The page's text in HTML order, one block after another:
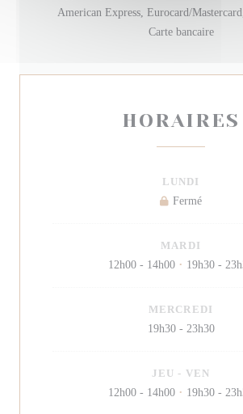
American Express, Eurocard/
Carte bancaire
HORAIRES
LUNDI
Fermé
MARDI
12h00 - 14h00 • 19h30 -
MERCREDI
19h30 - 23h30
JEU - VEN
12h00 - 14h00 • 19h30 -